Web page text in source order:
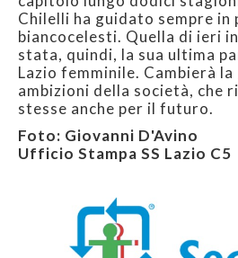
Chilelli ha guidato sempre in
biancocelesti. Quella di ieri
stata, quindi, la sua ultima
Lazio femminile. Cambierà la
ambizioni della società, che
stesse anche per il futuro.
Foto: Giovanni D'Avino
Ufficio Stampa SS Lazio C5